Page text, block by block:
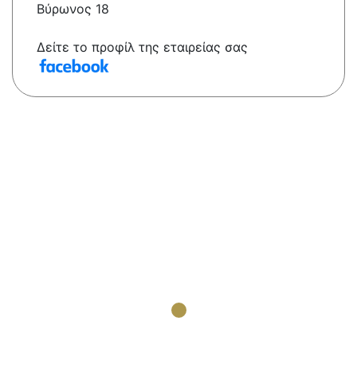
Βύρωνος 18
Δείτε το προφίλ της εταιρείας σας